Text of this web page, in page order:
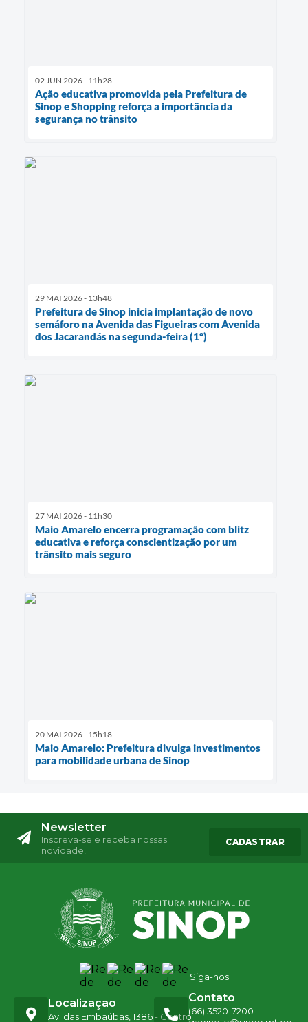
02 JUN 2026 - 11h28
Ação educativa promovida pela Prefeitura de
Sinop e Shopping reforça a importância da
segurança no trânsito
29 MAI 2026 - 13h48
Prefeitura de Sinop inicia implantação de novo
semáforo na Avenida das Figueiras com Avenida
dos Jacarandás na segunda-feira (1º)
27 MAI 2026 - 11h30
Maio Amarelo encerra programação com blitz
educativa e reforça conscientização por um
trânsito mais seguro
20 MAI 2026 - 15h18
Maio Amarelo: Prefeitura divulga investimentos
para mobilidade urbana de Sinop
Newsletter
Inscreva-se e receba nossas
novidade!
CADASTRAR
Siga-nos
Localização
Av. das Embaúbas, 1386 - Centro
Contato
(66) 3520-7200